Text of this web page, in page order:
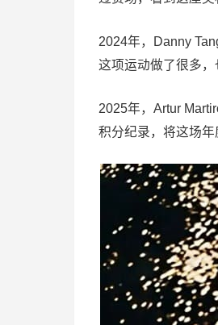
2024年，Danny
这项运动做了很多
2025年，Artur
积分纪录，将这场年